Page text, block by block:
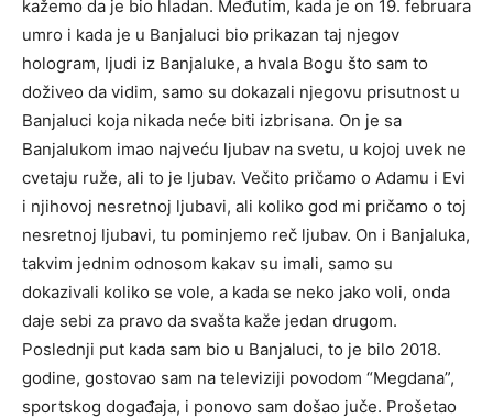
kažemo da je bio hladan. Međutim, kada je on 19. februara
umro i kada je u Banjaluci bio prikazan taj njegov
hologram, ljudi iz Banjaluke, a hvala Bogu što sam to
doživeo da vidim, samo su dokazali njegovu prisutnost u
Banjaluci koja nikada neće biti izbrisana. On je sa
Banjalukom imao najveću ljubav na svetu, u kojoj uvek ne
cvetaju ruže, ali to je ljubav. Večito pričamo o Adamu i Evi
i njihovoj nesretnoj ljubavi, ali koliko god mi pričamo o toj
nesretnoj ljubavi, tu pominjemo reč ljubav. On i Banjaluka,
takvim jednim odnosom kakav su imali, samo su
dokazivali koliko se vole, a kada se neko jako voli, onda
daje sebi za pravo da svašta kaže jedan drugom.
Poslednji put kada sam bio u Banjaluci, to je bilo 2018.
godine, gostovao sam na televiziji povodom “Megdana”,
sportskog događaja, i ponovo sam došao juče. Prošetao